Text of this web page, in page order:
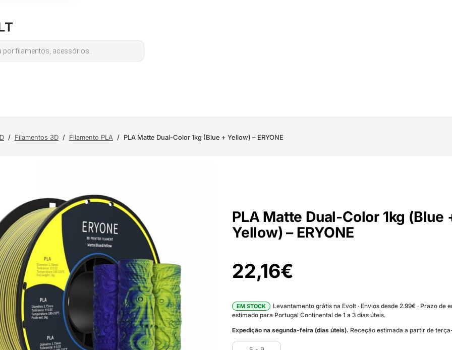
/ Filamentos 3D / Filamento PLA / PLA Matte Dual-Color 1kg (Blue + Yellow) – ERYONE
PLA Matte Dual-Color 1kg (Blue
Yellow) – ERYONE
22,16€
EM STOCK
Levantamento grátis na Evolt · Envios desde 2.99€ · Prazo de
estimado para Portugal Continental de 1 a 3 dias úteis.
Expedição na segunda-feira (dias úteis). Receção estimada a partir de